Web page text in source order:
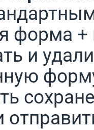
форма
и